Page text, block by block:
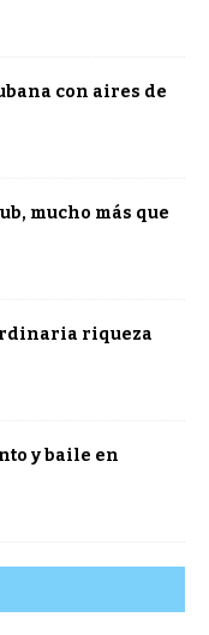
con aires de
mucho más que
riqueza
y baile en